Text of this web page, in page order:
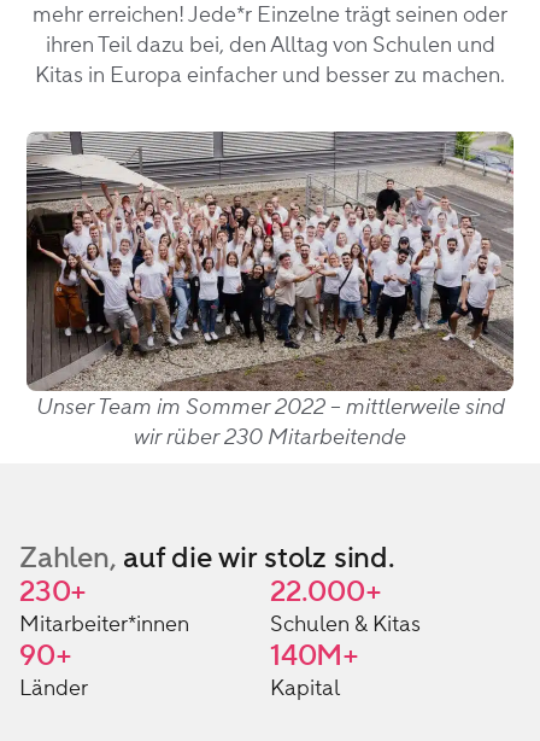
mehr erreichen! Jede*r Einzelne trägt seinen oder
ihren Teil dazu bei, den Alltag von Schulen und
Kitas in Europa einfacher und besser zu machen.
Unser Team im Sommer 2022 – mittlerweile sind
wir rüber 230 Mitarbeitende
Zahlen, auf die wir stolz sind.
Mitarbeiter*innen
230+
Schulen & Kitas
22.000+
Länder
90+
Kapital
140M+